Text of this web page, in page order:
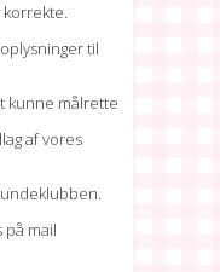
til
kunne målrette
af vores
på mail